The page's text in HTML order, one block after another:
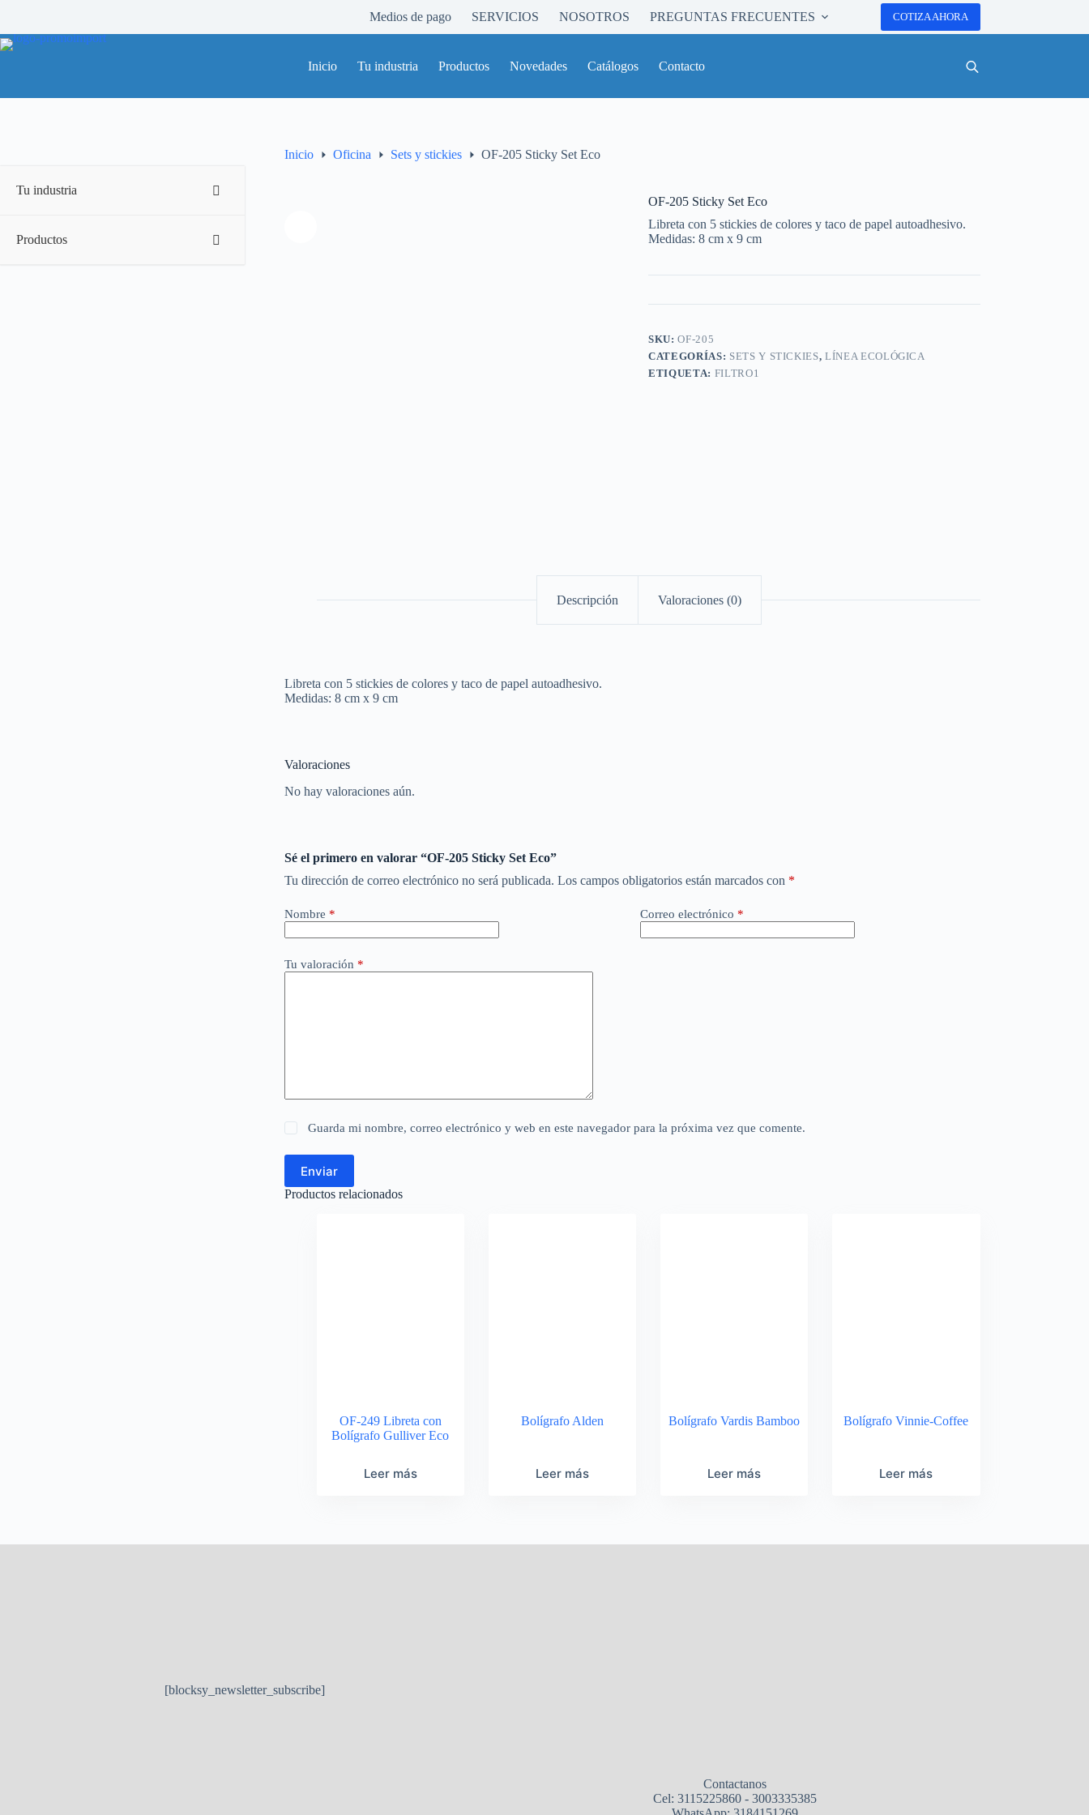
contenido
Medios de pago SERVICIOS NOSOTROS PREGUNTAS FRECUENTES COTIZA AHORA
Inicio Tu industria Productos Novedades Catálogos Contacto
Inicio Oficina Sets y stickies OF-205 Sticky Set Eco
OF-205 Sticky Set Eco
Libreta con 5 stickies de colores y taco de papel autoadhesivo.
Medidas: 8 cm x 9 cm
SKU:OF-205
CATEGORÍAS: SETS Y STICKIES,LÍNEA ECOLÓGICA
ETIQUETA: FILTRO1
Descripción Valoraciones (0)
Libreta con 5 stickies de colores y taco de papel autoadhesivo.
Medidas: 8 cm x 9 cm
Valoraciones
No hay valoraciones aún.
Sé el primero en valorar “OF-205 Sticky Set Eco”
Tu dirección de correo electrónico no será publicada. Los campos obligatorios están marcados con *
Nombre * Correo electrónico *
Tu valoración *
Guarda mi nombre, correo electrónico y web en este navegador para la próxima vez que comente.
Enviar
Productos relacionados
OF-249 Libreta con
Bolígrafo Gulliver Eco
Leer más
Bolígrafo Alden
Leer más
Bolígrafo Vardis Bamboo
Leer más
Bolígrafo Vinnie-Coffee
Leer más
Tu industria
Productos
[blocksy_newsletter_subscribe]
Contactanos
Cel: 3115225860 - 3003335385